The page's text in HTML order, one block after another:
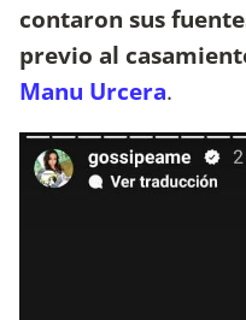
contaron sus
previo al
Manu Urcera.